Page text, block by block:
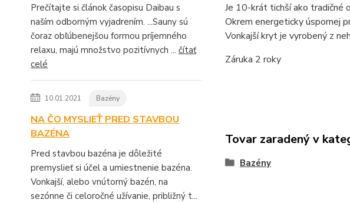
Prečítajte si článok časopisu Daibau s
naším odborným vyjadrením. ...Sauny sú
čoraz obľúbenejšou formou príjemného
relaxu, majú množstvo pozitívnych ... čítať
celé
10.01.2021 Bazény
NA ČO MYSLIEŤ PRED STAVBOU
BAZÉNA
Pred stavbou bazéna je dôležité
premyslieť si účel a umiestnenie bazéna.
Vonkajší, alebo vnútorný bazén, na
sezónne či celoročné užívanie, približný t...
Je 10-krát tichší ako tradičné
Okrem energeticky úspornej
Vonkajší kryt je vyrobený z
Záruka 2 roky
Tovar zaradený v
Bazény